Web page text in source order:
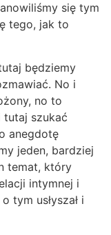
się tym
tego, jak to
będziemy
No i
no to
tutaj szukać
anegdotę
jeden, bardziej
temat, który
intymnej i
tym usłyszał i